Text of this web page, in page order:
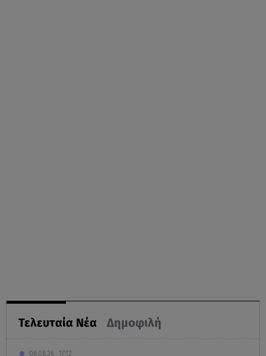
Τελευταία Νέα Δημοφιλή
06.08.26 , 17:12